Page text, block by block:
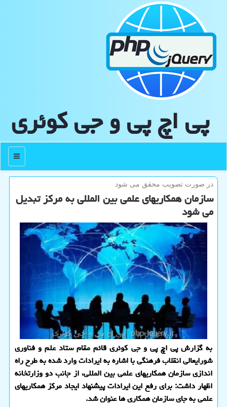
پی اچ پی و جی كوئری
منو
در صورت تصویب محقق می شود
سازمان همكاریهای علمی بین المللی به مركز تبدیل
می شود
به گزارش پی اچ پی و جی كوئری قائم مقام ستاد علم و فناوری
شورایعالی انقلاب فرهنگی با اشاره به ایرادات وارد شده به طرح راه
اندازی سازمان همكاریهای علمی بین المللی، از جانب دو وزارتخانه
اظهار داشت: برای رفع این ایرادات پیشنهاد ایجاد مركز همكاریهای
علمی به جای سازمان همكاری ها عنوان شد.